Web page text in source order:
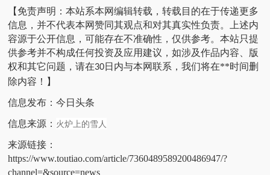
【免责声明：本站系本网编辑转载，转载目的在于传递更多
信息，并不代表本网赞同其观点和对其真实性负责。
上述内
容源于公开信息，可能存在不准确性，仅供参考。 本站只提
供参考并不构成任何投资及应用建议，如涉及作品内容、版
权和其它问题，请在30日内与本网联系，我们将在**时间删
除内容！】
信息发布：今日头条
信息来源： 火炉上的雪人
来源链接：
https://www.toutiao.com/article/7360489589200486947/?
channel=&source=news